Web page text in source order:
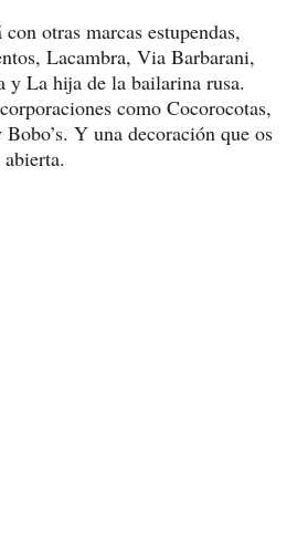
otras marcas estupendas,
Lacambra, Via Barbarani,
La hija de la bailarina rusa.
como Cocorocotas,
Y una decoración que os